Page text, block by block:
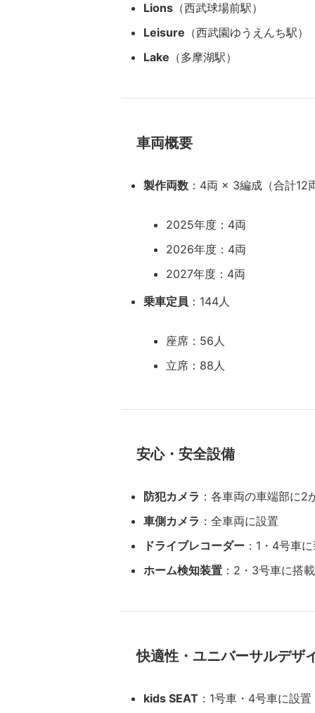
Lions （西武球場前駅）
Leisure （西武園ゆうえんち駅）
Lake （多摩湖駅）
車両概要
製作両数 ：4両 × 3編成（合計12
2025年度：4両
2026年度：4両
2027年度：4両
乗車定員 ：144人
座席：56人
立席：88人
安心・安全設備
防犯カメラ ：各車両の車端部に2
車側カメラ ：全車両に設置
ドライブレコーダー ：1・4号車
ホーム検知装置 ：2・3号車に搭
快適性・ユニバーサルデザ
kids SEAT ：1号車・4号車に設置